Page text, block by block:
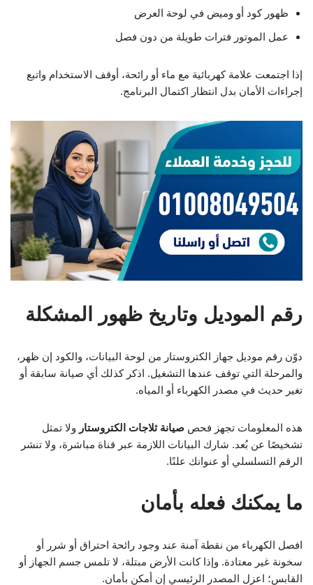
ظهور كود أو وميض في لوحة العرض
عمل الموتور فترات طويلة من دون فصل
إذا اجتمعت علامة كهربائية مع ماء أو رائحة، أوقف الاستخدام واتبع
إجراءات الأمان بدل انتظار اكتمال البرنامج.
رقم الموديل وتاريخ ظهور المشكلة
دوّن رقم موديل جهاز الكتروستار من لوحة البيانات، والكود إن ظهر،
والمرحلة التي توقف عندها التشغيل. اذكر كذلك أي صيانة سابقة أو
تغير حديث في مصدر الكهرباء أو المياه.
هذه المعلومات تجهز فحص صيانة ثلاجات الكتروستار ولا تمثل
تشخيصًا عن بُعد. شارك البيانات اللازمة عبر قناة مباشرة، ولا تنشر
الرقم التسلسلي أو عنوانك علنًا.
ما يمكنك فعله بأمان
افصل الكهرباء من نقطة آمنة عند وجود رائحة احتراق أو شرر أو
سخونة غير معتادة. وإذا كانت الأرض مبتلة، لا تلمس جسم الجهاز أو
القابس؛ اعزل المصدر الرئيسي إن أمكن بأمان.